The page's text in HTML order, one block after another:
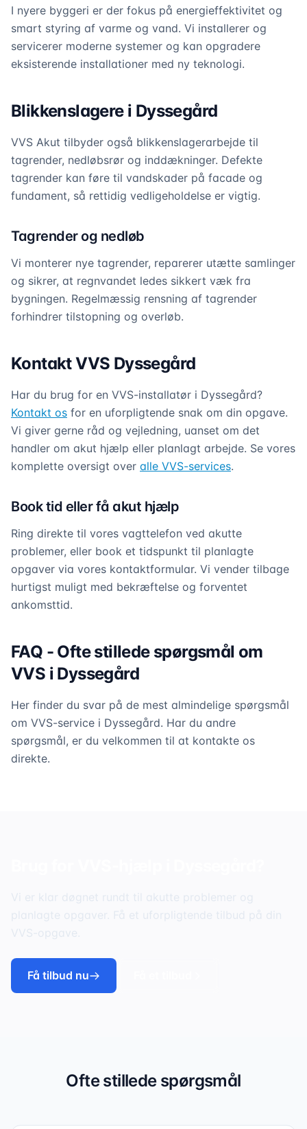
I nyere byggeri er der fokus på energieffektivitet og
smart styring af varme og vand. Vi installerer og
servicerer moderne systemer og kan opgradere
eksisterende installationer med ny teknologi.
Blikkenslagere i Dyssegård
VVS Akut tilbyder også blikkenslagerarbejde til
tagrender, nedløbsrør og inddækninger. Defekte
tagrender kan føre til vandskader på facade og
fundament, så rettidig vedligeholdelse er vigtig.
Tagrender og nedløb
Vi monterer nye tagrender, reparerer utætte samlinger
og sikrer, at regnvandet ledes sikkert væk fra
bygningen. Regelmæssig rensning af tagrender
forhindrer tilstopning og overløb.
Kontakt VVS Dyssegård
Har du brug for en VVS-installatør i Dyssegård?
Kontakt os for en uforpligtende snak om din opgave.
Vi giver gerne råd og vejledning, uanset om det
handler om akut hjælp eller planlagt arbejde. Se vores
komplette oversigt over alle VVS-services.
Book tid eller få akut hjælp
Ring direkte til vores vagttelefon ved akutte
problemer, eller book et tidspunkt til planlagte
opgaver via vores kontaktformular. Vi vender tilbage
hurtigst muligt med bekræftelse og forventet
ankomsttid.
FAQ - Ofte stillede spørgsmål om
VVS i Dyssegård
Her finder du svar på de mest almindelige spørgsmål
om VVS-service i Dyssegård. Har du andre
spørgsmål, er du velkommen til at kontakte os
direkte.
Vi er klar døgnet rundt til akutte problemer og
planlagte opgaver. Få et uforpligtende tilbud på din
VVS-opgave.
Få tilbud nu
Ofte stillede spørgsmål